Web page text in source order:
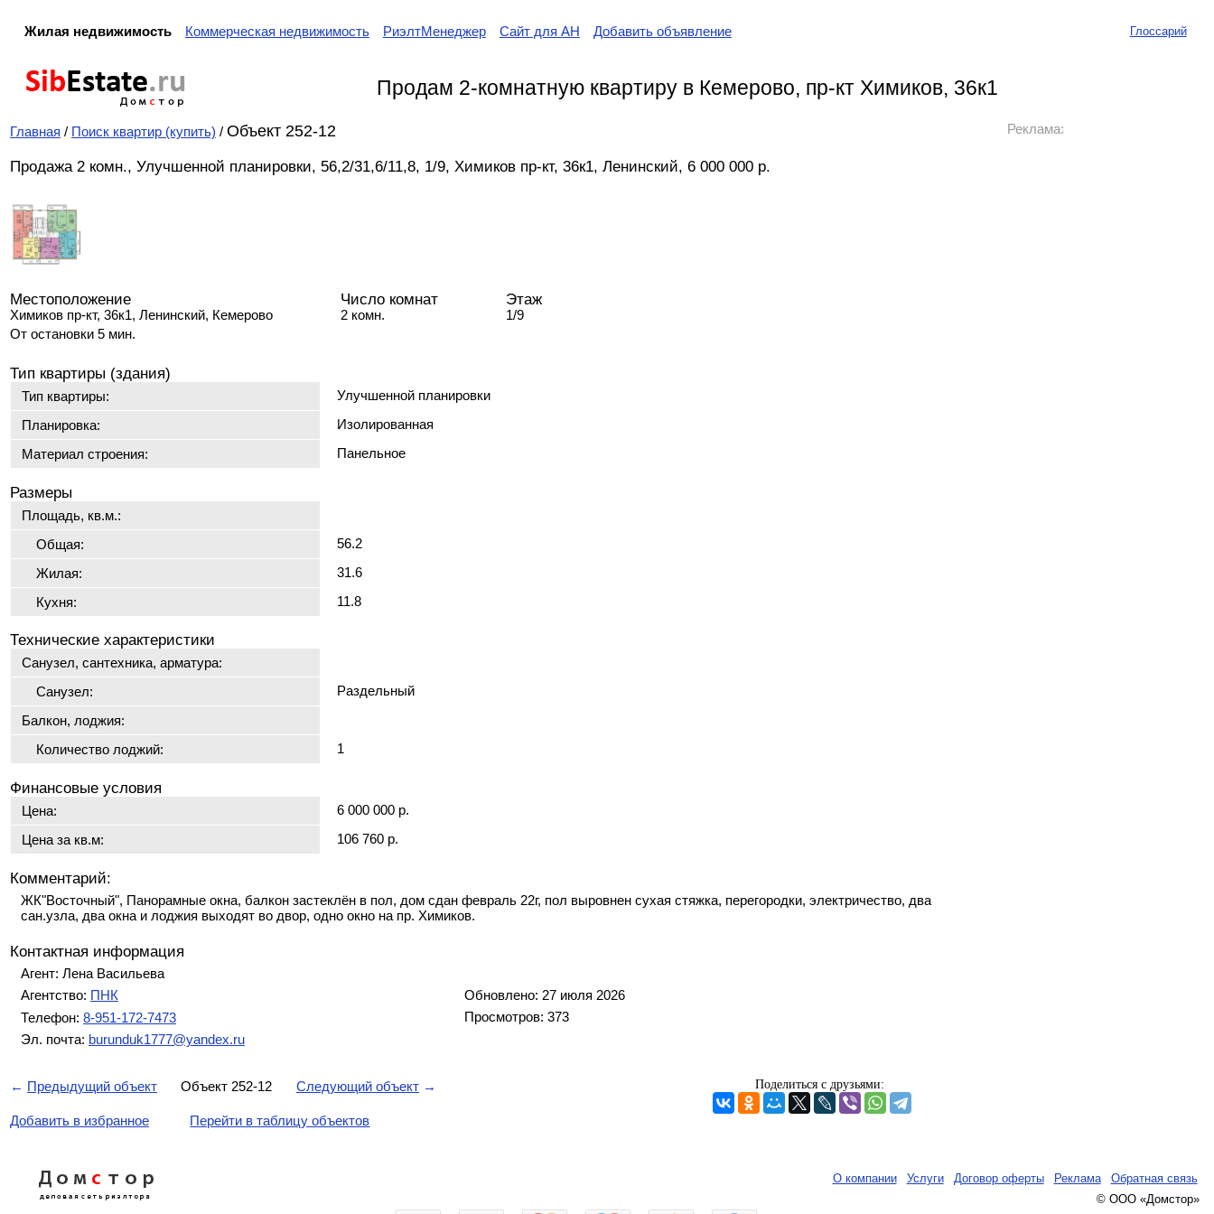
Жилая недвижимость Коммерческая недвижимость РиэлтМенеджер Сайт для АН Добавить объявление Глоссарий
SibEstate.ru
стор Продам 2-комнатную квартиру в Кемерово, пр-кт Химиков, 36к1
Главная / Поиск квартир (купить) / Объект 252-12
Продажа 2 комн., Улучшенной планировки, 56,2/31,6/11,8, 1/9, Химиков пр-кт, 36к1, Ленинский, 6 000 000 р.
Местоположение
Химиков пр-кт, 36к1, Ленинский, Кемерово
От остановки 5 мин.
Число комнат
2 комн.
Этаж
1/9
Тип квартиры (здания)
Тип квартиры:
Улучшенной планировки
Планировка:
Изолированная
Материал строения:
Панельное
Размеры
Площадь, кв.м.:
Общая:
56.2
Жилая:
31.6
Кухня:
11.8
Технические характеристики
Санузел, сантехника, арматура:
Санузел:
Раздельный
Балкон, лоджия:
Количество лоджий:
1
Финансовые условия
Цена:
6 000 000 р.
Цена за кв.м:
106 760 р.
Комментарий:
ЖК"Восточный", Панорамные окна, балкон застеклён в пол, дом сдан февраль 22г, пол выровнен сухая стяжка, перегородки, электричество, два
сан.узла, два окна и лоджия выходят во двор, одно окно на пр. Химиков.
Контактная информация
Агент: Лена Васильева
Агентство: ПНК
Телефон: 8-951-172-7473
Эл. почта: burunduk1777@yandex.ru
Обновлено: 27 июля 2026
Просмотров: 373
← Предыдущий объект Объект 252-12 Следующий объект→
Добавить в избранное Перейти в таблицу объектов
Поделиться с друзьями:
Реклама:
Домс тор
деловая сеть риэлтора
О компании Услуги Договор оферты Реклама
Обратная связь
© ООО «Домстор»